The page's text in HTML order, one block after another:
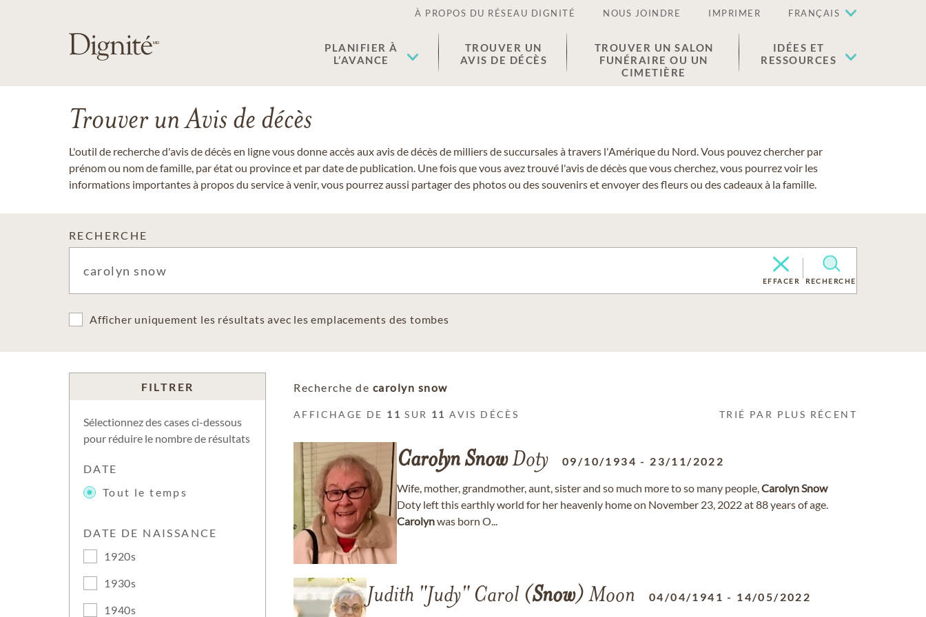
À PROPOS DU RÉSEAU DIGNITÉ NOUS JOINDRE IMPRIMER FRANÇAIS
PLANIFIER À
L’AVANCE
TROUVER UN
AVIS DE DÉCÈS
TROUVER UN SALON
FUNÉRAIRE OU UN
CIMETIÈRE
IDÉES ET
RESSOURCES
Trouver un Avis de décès
L'outil de recherche d'avis de décès en ligne vous donne accès aux avis de décès de milliers de succursales à travers l'Amérique du Nord. Vous pouvez chercher par
prénom ou nom de famille, par état ou province et par date de publication. Une fois que vous avez trouvé l'avis de décès que vous cherchez, vous pourrez voir les
informations importantes à propos du service à venir, vous pourrez aussi partager des photos ou des souvenirs et envoyer des fleurs ou des cadeaux à la famille.
RECHERCHE
EFFACER RECHERCHE
Afficher uniquement les résultats avec les emplacements des tombes
FILTRER
Sélectionnez des cases ci-dessous
pour réduire le nombre de résultats
DATE
Tout le temps
DATE DE NAISSANCE
1920s
1930s
1940s
Recherche de carolyn snow
AFFICHAGE DE 11 SUR 11 AVIS DÉCÈS TRIÉ PAR PLUS RÉCENT
CarolynSnowDoty 09/10/1934 - 23/11/2022
Wife, mother, grandmother, aunt, sister and so much more to so many people,CarolynSnow
Doty left this earthly world for her heavenly home on November 23, 2022 at 88 years of age.
Carolynwas born O...
Judith "Judy" Carol (Snow) Moon 04/04/1941 - 14/05/2022